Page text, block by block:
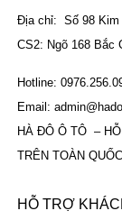
Địa chỉ: Số 98 Kim
CS2: Ngõ 168 Bắc
Hotline:
Email:
HÀ ĐÔ Ô TÔ –
TRÊN TOÀN QUỐC
HỖ TRỢ